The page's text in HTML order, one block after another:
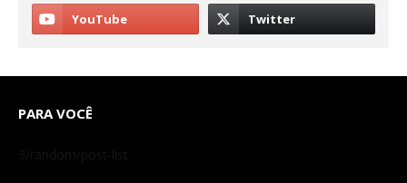
PARA VOCÊ
3/random/post-list